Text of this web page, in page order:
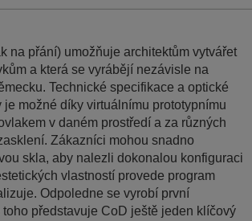
na přání) umožňuje architektům vytvářet
a která se vyrábějí nezávisle na
Technické specifikace a optické
možné díky virtuálnímu prototypnímu
v daném prostředí a za různých
Zákazníci mohou snadno
skla, aby nalezli dokonalou konfiguraci
vlastností provede program
Odpoledne se vyrobí první
představuje CoD ještě jeden klíčový